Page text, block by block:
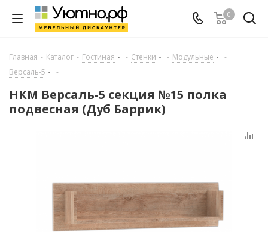
0
Главная - Каталог - Гостиная - Стенки - Модульные
-
Версаль-5
-
НКМ Версаль-5 секция №15 полка
подвесная (Дуб Баррик)